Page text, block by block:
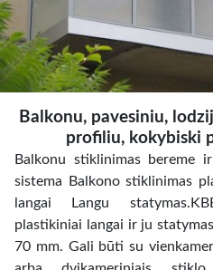
Balkonu, pavesiniu,
profiliu, kokybiski
Balkonu stiklinimas bereme
sistema Balkono stiklinimas
langai Langu
plastikiniai langai ir ju
70 mm. Gali būti su